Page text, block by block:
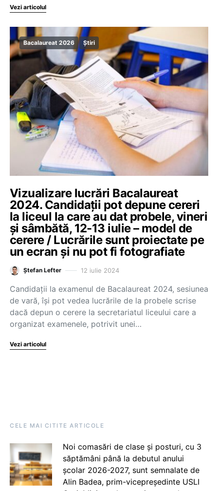
Vezi articolul
Bacalaureat 2026 Știri
Vizualizare lucrări Bacalaureat
2024. Candidații pot depune cereri
la liceul la care au dat probele, vineri
și sâmbătă, 12-13 iulie – model de
cerere / Lucrările sunt proiectate pe
un ecran și nu pot fi fotografiate
Ștefan Lefter 12 iulie 2024
Candidații la examenul de Bacalaureat 2024, sesiunea
de vară, își pot vedea lucrările de la probele scrise
dacă depun o cerere la secretariatul liceului care a
organizat examenele, potrivit unei…
Vezi articolul
CELE MAI CITITE ARTICOLE
Noi comasări de clase și posturi, cu 3
săptămâni până la debutul anului
școlar 2026-2027, sunt semnalate de
Alin Badea, prim-vicepreședinte USLI